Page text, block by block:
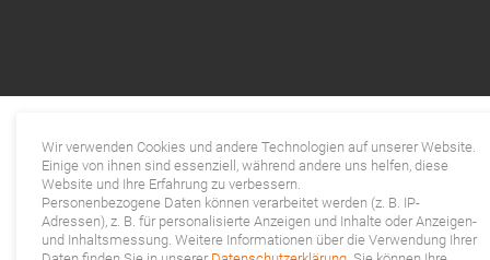
Wir verwenden Cookies und andere Technologien auf unserer Website.
Einige von ihnen sind essenziell, während andere uns helfen, diese
Website und Ihre Erfahrung zu verbessern.
Personenbezogene Daten können verarbeitet werden (z. B. IP-
Adressen), z. B. für personalisierte Anzeigen und Inhalte oder Anzeigen-
und Inhaltsmessung. Weitere Informationen über die Verwendung Ihrer